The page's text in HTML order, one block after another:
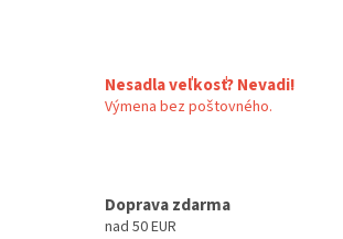
Nesadla veľkosť? Nevadi!
Výmena bez poštovného.
Doprava zdarma
nad 50 EUR